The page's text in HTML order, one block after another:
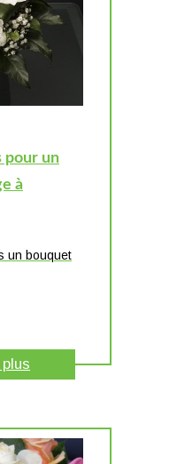
pour un
à
un bouquet